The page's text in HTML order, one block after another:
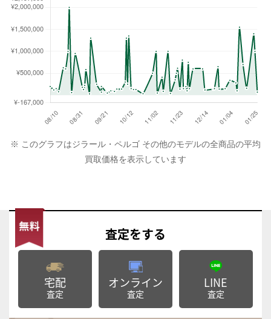
※ このグラフはジラール・ペルゴ その他のモデルの全商品の平均
買取価格を表示しています
査定をする
宅配
査定
オンライン
査定
LINE
査定